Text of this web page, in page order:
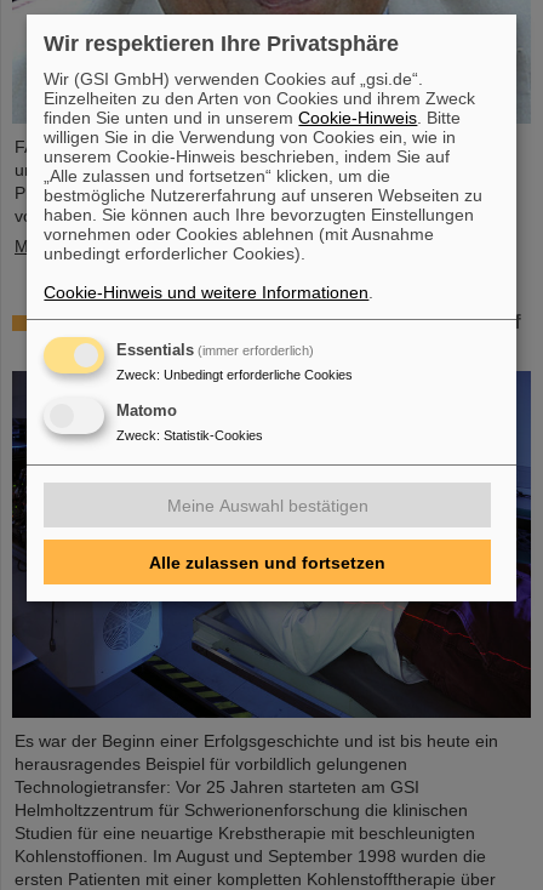
FAIR und GSI trauern um einen herausragenden Wissenschaftler
und einen der Wegbereiter für das FAIR-Projekt. Der indische
Physiker Bikash Sinha ist am 11. August im Alter von 78 Jahren
von uns gegangen.
Mehr »
25 Jahre Tumortherapie: Präzise Waffen im Kampf
gegen den Krebs
Es war der Beginn einer Erfolgsgeschichte und ist bis heute ein
herausragendes Beispiel für vorbildlich gelungenen
Technologietransfer: Vor 25 Jahren starteten am GSI
Helmholtzzentrum für Schwerionenforschung die klinischen
Studien für eine neuartige Krebstherapie mit beschleunigten
Kohlenstoffionen. Im August und September 1998 wurden die
ersten Patienten mit einer kompletten Kohlenstofftherapie über
Wir respektieren Ihre Privatsphäre
Wir (GSI GmbH) verwenden Cookies auf „gsi.de“.
Einzelheiten zu den Arten von Cookies und ihrem Zweck
finden Sie unten und in unseremCookie-Hinweis . Bitte
willigen Sie in die Verwendung von Cookies ein, wie in
unserem Cookie-Hinweis beschrieben, indem Sie auf
„Alle zulassen und fortsetzen“ klicken, um die
bestmögliche Nutzererfahrung auf unseren Webseiten zu
haben. Sie können auch Ihre bevorzugten Einstellungen
vornehmen oder Cookies ablehnen (mit Ausnahme
unbedingt erforderlicher Cookies).
Cookie-Hinweis und weitere Informationen
Essentials (immer erforderlich)
Zweck: Unbedingt erforderliche Cookies
Matomo
Zweck: Statistik-Cookies
Meine Auswahl bestätigen
Alle zulassen und fortsetzen